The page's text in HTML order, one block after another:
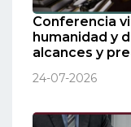
Conferencia
humanidad y
alcances y
24-07-2026